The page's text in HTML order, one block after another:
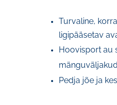
Turvaline,
ligipääsetav
Hoovisport au
Pedja jõe ja